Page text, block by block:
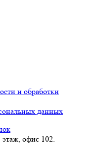
и обработки
данных
офис 102.